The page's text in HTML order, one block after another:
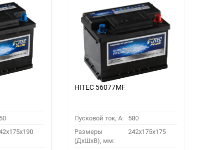
HITEC 56077MF
Пусковой ток, A: 580
Размеры
(ДхШхВ), мм:
242x175x175